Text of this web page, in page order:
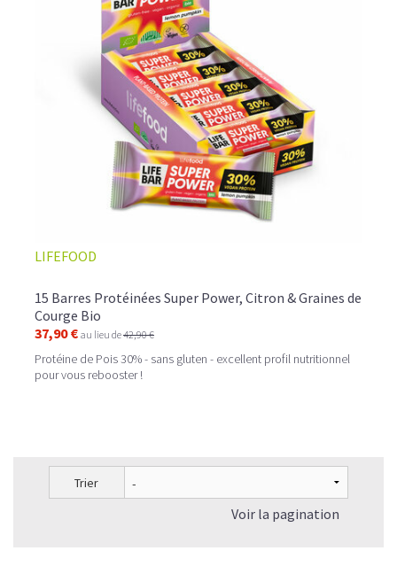
LIFEFOOD
15 Barres Protéinées Super Power, Citron & Graines de
Courge Bio
37,90 € au lieu de42,90 €
Protéine de Pois 30% - sans gluten - excellent profil nutritionnel
pour vous rebooster !
Trier
Voir la pagination